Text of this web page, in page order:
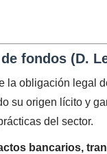
fondos (D.
la obligación legal
su origen lícito y
del sector.
bancarios,